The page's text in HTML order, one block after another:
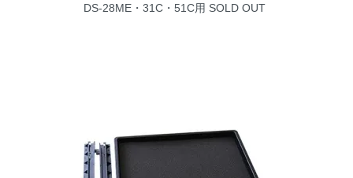
DS-28ME・31C・51C用 SOLD OUT